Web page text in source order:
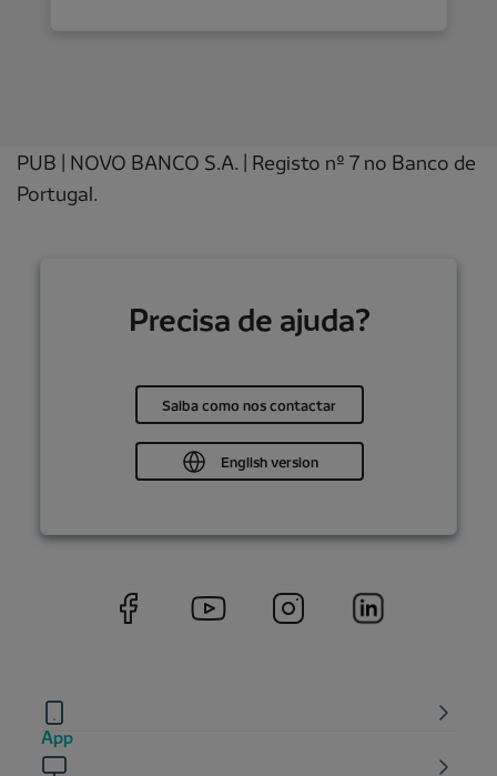
PUB | NOVO BANCO S.A. | Registo nº 7 no Banco de
Portugal.
Precisa de ajuda?
Saiba como nos contactar
English version
App